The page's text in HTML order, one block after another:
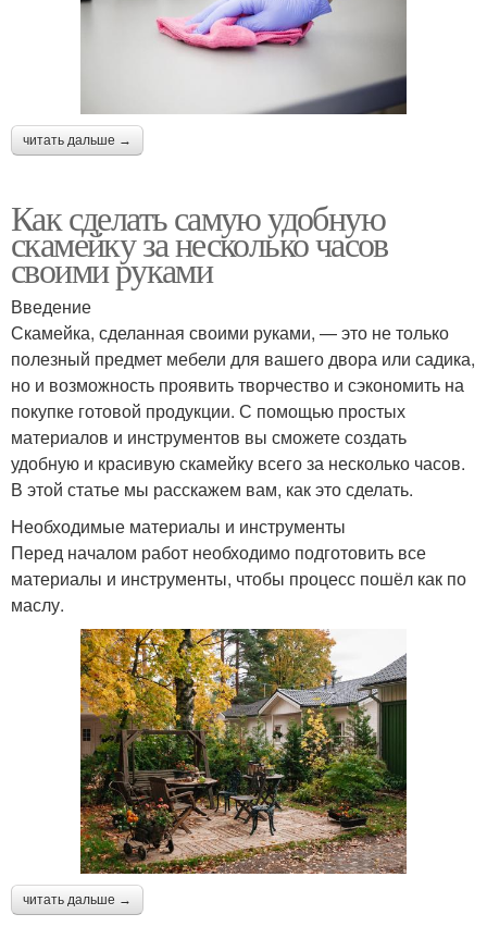
читать дальше →
Как сделать самую удобную
скамейку за несколько часов
своими руками
Введение
Скамейка, сделанная своими руками, — это не только
полезный предмет мебели для вашего двора или садика,
но и возможность проявить творчество и сэкономить на
покупке готовой продукции. С помощью простых
материалов и инструментов вы сможете создать
удобную и красивую скамейку всего за несколько часов.
В этой статье мы расскажем вам, как это сделать.
Необходимые материалы и инструменты
Перед началом работ необходимо подготовить все
материалы и инструменты, чтобы процесс пошёл как по
маслу.
читать дальше →